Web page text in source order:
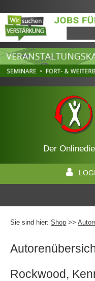
Der
Sie sind hier: Shop >>
Rockwood,